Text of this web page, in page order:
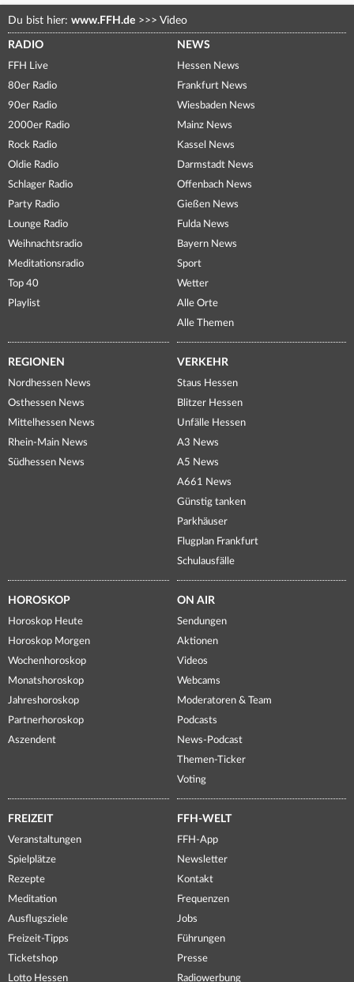
Du bist hier: www.FFH.de >>> Video
RADIO
FFH Live
80er Radio
90er Radio
2000er Radio
Rock Radio
Oldie Radio
Schlager Radio
Party Radio
Lounge Radio
Weihnachtsradio
Meditationsradio
Top 40
Playlist
NEWS
Hessen News
Frankfurt News
Wiesbaden News
Mainz News
Kassel News
Darmstadt News
Offenbach News
Gießen News
Fulda News
Bayern News
Sport
Wetter
Alle Orte
Alle Themen
REGIONEN
Nordhessen News
Osthessen News
Mittelhessen News
Rhein-Main News
Südhessen News
VERKEHR
Staus Hessen
Blitzer Hessen
Unfälle Hessen
A3 News
A5 News
A661 News
Günstig tanken
Parkhäuser
Flugplan Frankfurt
Schulausfälle
HOROSKOP
Horoskop Heute
Horoskop Morgen
Wochenhoroskop
Monatshoroskop
Jahreshoroskop
Partnerhoroskop
Aszendent
ON AIR
Sendungen
Aktionen
Videos
Webcams
Moderatoren & Team
Podcasts
News-Podcast
Themen-Ticker
Voting
FREIZEIT
Veranstaltungen
Spielplätze
Rezepte
Meditation
Ausflugsziele
Freizeit-Tipps
Ticketshop
Lotto Hessen
FFH-WELT
FFH-App
Newsletter
Kontakt
Frequenzen
Jobs
Führungen
Presse
Radiowerbung